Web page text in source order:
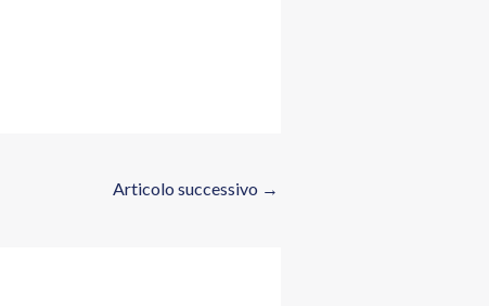
Articolo successivo →